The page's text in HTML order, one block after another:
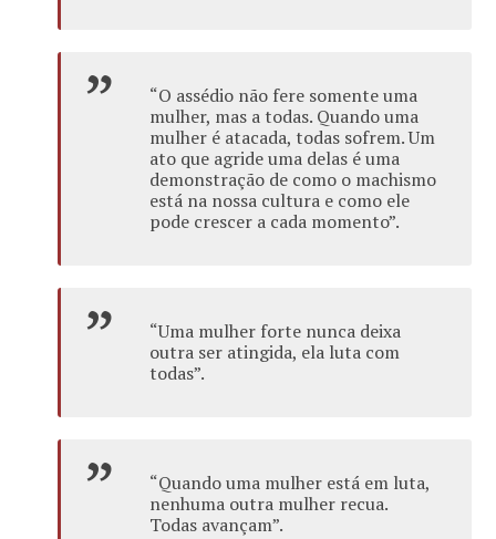
“O assédio não fere somente uma
mulher, mas a todas. Quando uma
mulher é atacada, todas sofrem. Um
ato que agride uma delas é uma
demonstração de como o machismo
está na nossa cultura e como ele
pode crescer a cada momento”.
“Uma mulher forte nunca deixa
outra ser atingida, ela luta com
todas”.
“Quando uma mulher está em luta,
nenhuma outra mulher recua.
Todas avançam”.